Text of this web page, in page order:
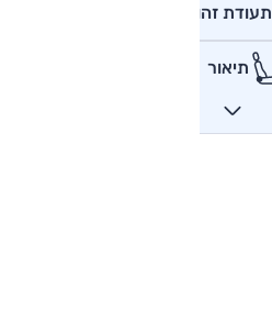
תעודת זהות
תיאור